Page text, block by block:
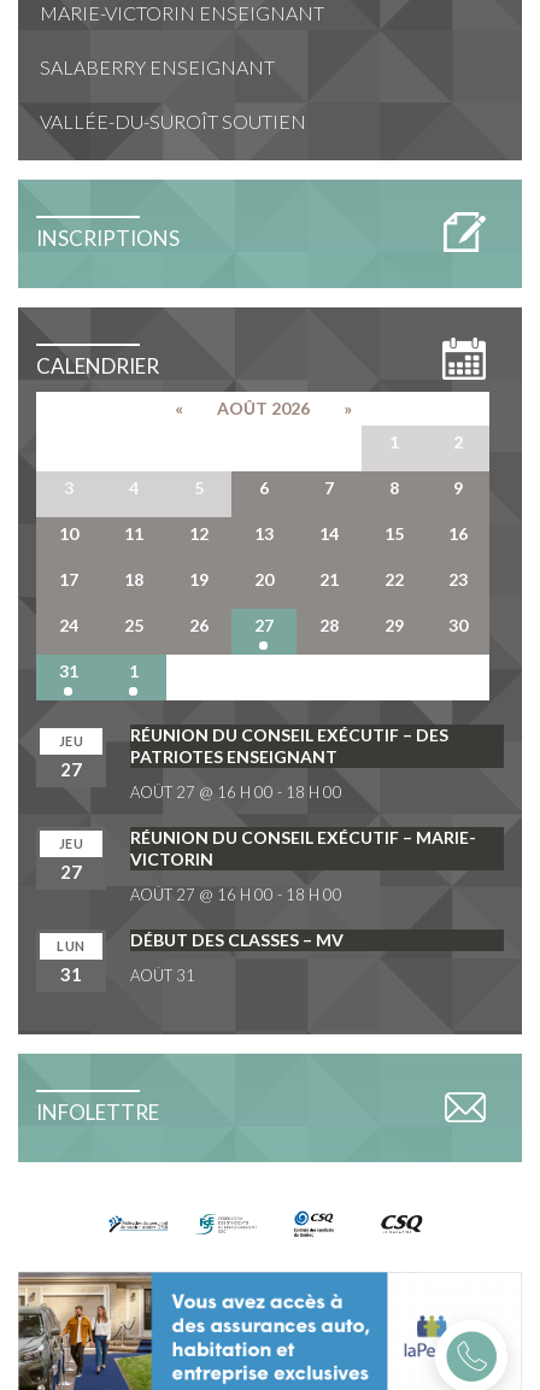
MARIE-VICTORIN ENSEIGNANT
SALABERRY ENSEIGNANT
VALLÉE-DU-SUROÎT SOUTIEN
INSCRIPTIONS
CALENDRIER
« AOÛT 2026
»
1 2
3 4 5 6 7 8 9
10 11 12 13 14 15 16
17 18 19 20 21 22 23
24 25 26 27 28 29 30
31 1
JEU
27
RÉUNION DU CONSEIL EXÉCUTIF – DES
PATRIOTES ENSEIGNANT
AOÛT 27 @ 16 H 00 - 18 H 00
JEU
27
RÉUNION DU CONSEIL EXÉCUTIF – MARIE-
VICTORIN
AOÛT 27 @ 16 H 00 - 18 H 00
LUN
31
DÉBUT DES CLASSES – MV
AOÛT 31
INFOLETTRE